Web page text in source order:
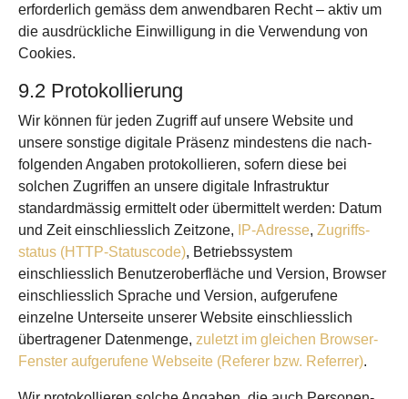
erforderlich gemäss dem anwendbaren Recht – aktiv um
die ausdrückliche Ein­willigung in die Verwendung von
Cookies.
9.2 Protokollierung
Wir können für jeden Zugriff auf unsere Website und
unsere sonstige digitale Präsenz mindestens die nach­
folgenden Angaben protokollieren, sofern diese bei
solchen Zugriffen an unsere digitale Infrastruktur
standard­mässig ermittelt oder über­mittelt werden: Datum
und Zeit einschliesslich Zeit­zone,
IP-Adresse, Zugriffs­
status (HTTP-Statuscode), Betriebs­system
einschliesslich Benutzer­oberfläche und Version, Browser
einschliesslich Sprache und Version, aufgerufene
einzelne Unterseite unserer Website einschliesslich
übertragener Daten­menge, zuletzt im gleichen Browser-
Fenster aufgerufene Webseite (Referer bzw. Referrer).